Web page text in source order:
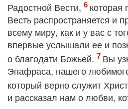
Радостной Вести,
которая
Весть распространяется и
всему миру, как и у вас с
впервые услышали ее и
о благодати Божьей.
Вы
Эпафраса, нашего
который верно служит
и рассказал нам о любви,